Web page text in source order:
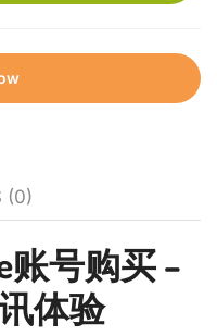
(0)
账号购买 –
体验